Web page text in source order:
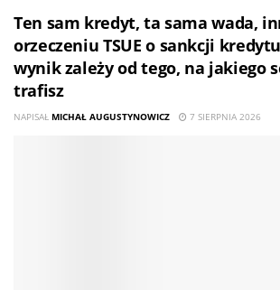
Ten sam kredyt, ta sama wada,
orzeczeniu TSUE o sankcji
wynik zależy od tego, na jakiego
trafisz
NAPISAŁ MICHAŁ AUGUSTYNOWICZ 7 SIERPNIA 2026